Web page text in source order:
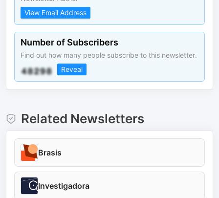
View Email Address
Number of Subscribers
Find out how many people subscribe to this newsletter.
Reveal
Related Newsletters
Brasis
Investigadora